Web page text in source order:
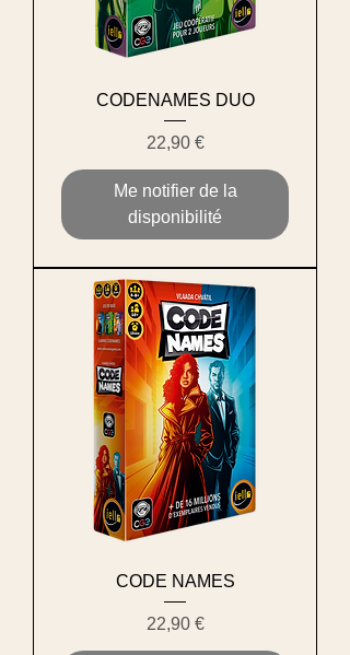
CODENAMES DUO
Prix
22,90 €
Me notifier de la
disponibilité
CODE NAMES
Prix
22,90 €